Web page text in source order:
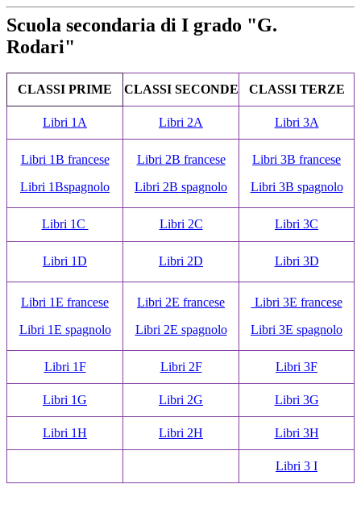
Scuola secondaria di I grado "G.
Rodari"
CLASSI PRIME CLASSI SECONDE CLASSI TERZE
Libri 1A Libri 2A Libri 3A
Libri 1B francese
Libri 1Bspagnolo
Libri 2B francese
Libri 2B spagnolo
Libri 3B francese
Libri 3B spagnolo
Libri 1C Libri 2C Libri 3C
Libri 1D Libri 2D Libri 3D
Libri 1E francese
Libri 1E spagnolo
Libri 2E francese
Libri 2E spagnolo
Libri 3E francese
Libri 3E spagnolo
Libri 1F Libri 2F Libri 3F
Libri 1G Libri 2G Libri 3G
Libri 1H Libri 2H Libri 3H
Libri 3 I